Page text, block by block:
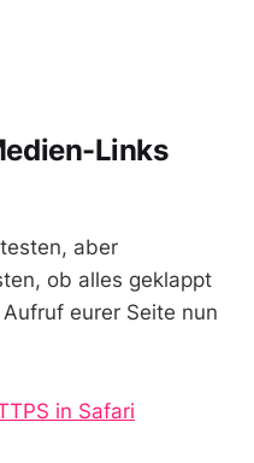
Links
aber
ob alles geklappt
eurer Seite nun